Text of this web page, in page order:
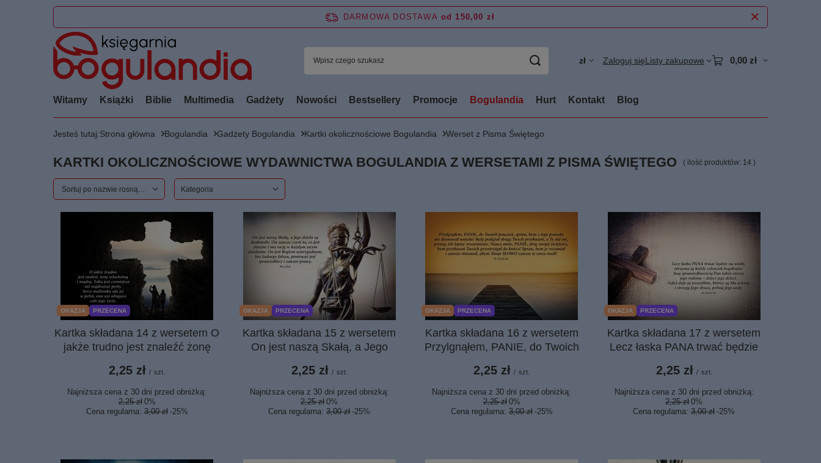
DARMOWA DOSTAWA od 150,00 zł
zł Zaloguj sięListy zakupowe 0,00 zł
Witamy Książki Biblie Multimedia Gadżety Nowości Bestsellery Promocje Bogulandia Hurt Kontakt Blog
Jesteś tutaj:Strona główna Bogulandia Gadżety Bogulandia Kartki okolicznościowe Bogulandia Werset z Pisma Świętego
KARTKI OKOLICZNOŚCIOWE WYDAWNICTWA BOGULANDIA Z WERSETAMI Z PISMA ŚWIĘTEGO ( ilość produktów: 14 )
Zmień sortowanie
Sortuj po nazwie rosnąco Kategoria
OKAZJA PRZECENA
Kartka składana 14 z wersetem O
jakże trudno jest znaleźć żonę
2,25 zł / szt.
Najniższa cena z 30 dni przed obniżką:
2,25 zł 0%
Cena regularna: 3,00 zł -25%
OKAZJA PRZECENA
Kartka składana 15 z wersetem
On jest naszą Skałą, a Jego
2,25 zł / szt.
Najniższa cena z 30 dni przed obniżką:
2,25 zł 0%
Cena regularna:3,00 zł -25%
OKAZJA PRZECENA
Kartka składana 16 z wersetem
Przylgnąłem, PANIE, do Twoich
2,25 zł / szt.
Najniższa cena z 30 dni przed obniżką:
2,25 zł 0%
Cena regularna: 3,00 zł -25%
OKAZJA PRZECENA
Kartka składana 17 z wersetem
Lecz łaska PANA trwać będzie
2,25 zł / szt.
Najniższa cena z 30 dni przed obniżką:
2,25 zł 0%
Cena regularna:3,00 zł -25%